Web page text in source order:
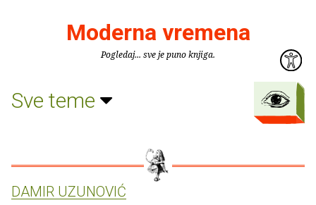
Moderna vremena
Pogledaj... sve je puno knjiga.
Sve teme
DAMIR UZUNOVIĆ